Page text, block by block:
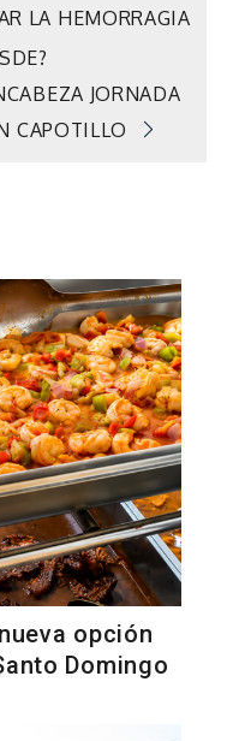
LA HEMORRAGIA
JORNADA
CAPOTILLO
opción
Domingo